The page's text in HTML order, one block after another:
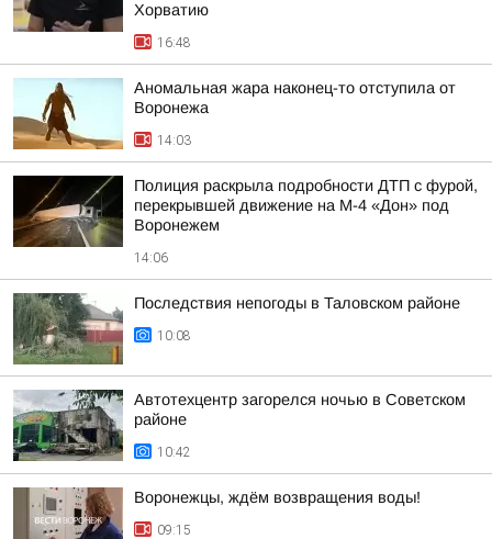
Хорватию
16:48
Аномальная жара наконец-то отступила от
Воронежа
14:03
Полиция раскрыла подробности ДТП с фурой,
перекрывшей движение на М-4 «Дон» под
Воронежем
14:06
Последствия непогоды в Таловском районе
10:08
Автотехцентр загорелся ночью в Советском
районе
10:42
Воронежцы, ждём возвращения воды!
09:15